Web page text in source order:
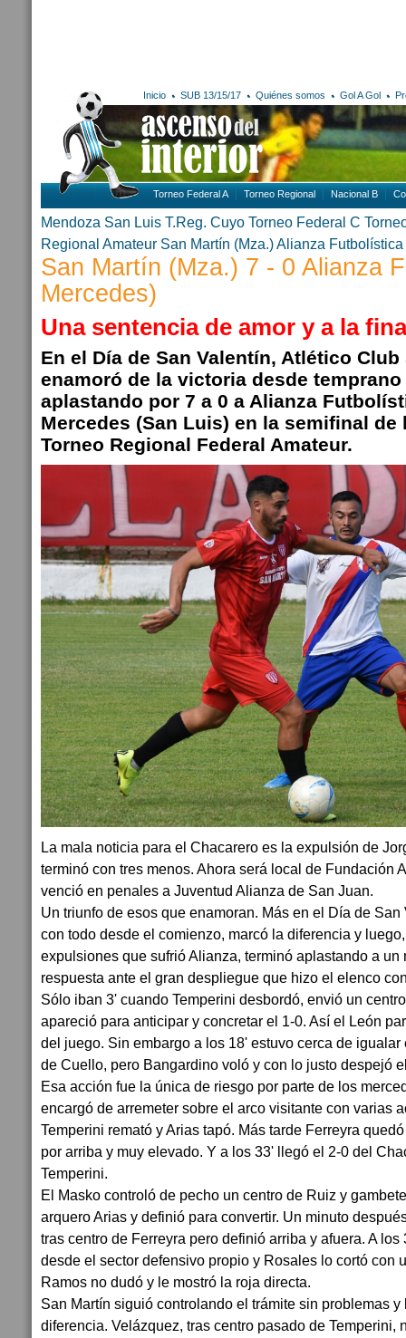
Inicio SUB 13/15/17 Quiénes somos Gol A Gol
Torneo Federal A Torneo Regional Nacional B
Mendoza San Luis T.Reg. Cuyo Torneo Federal C
Regional Amateur San Martín (Mza.)Alianza Futbolística
San Martín (Mza.) 7 - 0 Alianza
Mercedes)
Una sentencia de amor y a la
En el Día de San Valentín, Atlético
enamoró de la victoria desde
aplastando por 7 a 0 a Alianza
Mercedes (San Luis) en la semifinal de
Torneo Regional Federal Amateur.
La mala noticia para el Chacarero es la expulsión de
terminó con tres menos. Ahora será local de Fundación
venció en penales a Juventud Alianza de San Juan.
Un triunfo de esos que enamoran. Más en el Día de
con todo desde el comienzo, marcó la diferencia y
expulsiones que sufrió Alianza, terminó aplastando a un
respuesta ante el gran despliegue que hizo el elenco
Sólo iban 3' cuando Temperini desbordó, envió un
apareció para anticipar y concretar el 1-0. Así el León
del juego. Sin embargo a los 18' estuvo cerca de
de Cuello, pero Bangardino voló y con lo justo despejó
Esa acción fue la única de riesgo por parte de los
encargó de arremeter sobre el arco visitante con varias
Temperini remató y Arias tapó. Más tarde Ferreyra
por arriba y muy elevado. Y a los 33' llegó el 2-0 del
Temperini.
El Masko controló de pecho un centro de Ruiz y
arquero Arias y definió para convertir. Un minuto
tras centro de Ferreyra pero definió arriba y afuera. A
desde el sector defensivo propio y Rosales lo cortó con
Ramos no dudó y le mostró la roja directa.
San Martín siguió controlando el trámite sin problemas
diferencia. Velázquez, tras centro pasado de Temperini,